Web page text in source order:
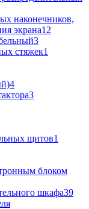
наконечников,
экрана12
3
стяжек1
4
3
щитов1
блоком
шкафа39